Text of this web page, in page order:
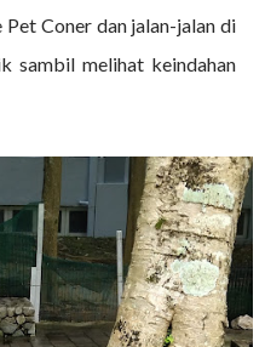
Coner dan jalan-jalan di
sambil melihat keindahan